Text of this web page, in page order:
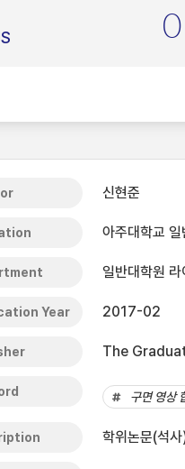
0
신현준
아주대학교 일
일반대학원
Year 2017-02
The
구면 영상
학위논문(석